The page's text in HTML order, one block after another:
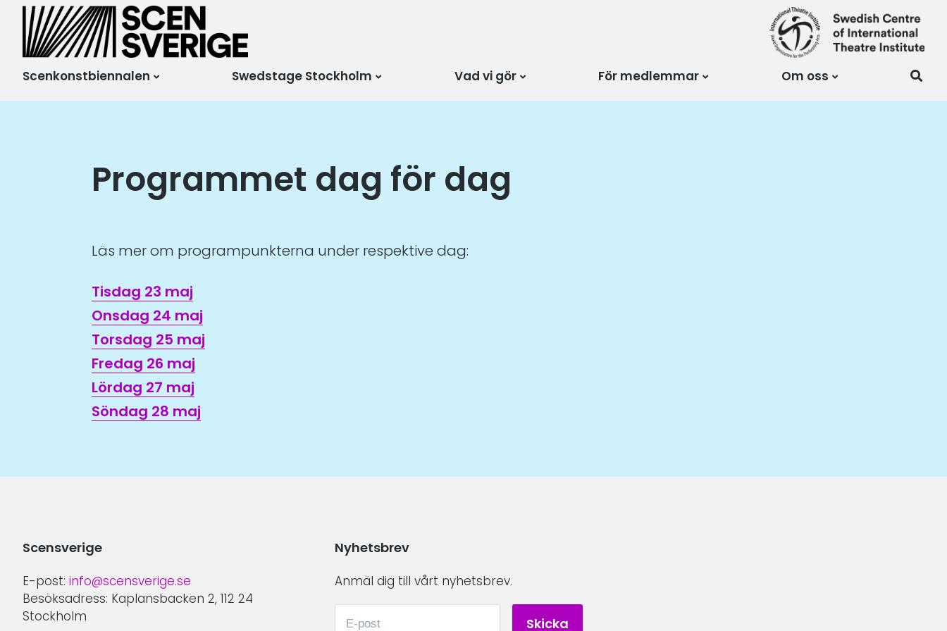
Scensverige
Mötesplats för svensk
och internationell
scenkonst
Scenkonstbiennalen Swedstage Stockholm Vad vi gör För medlemmar Om oss
Programmet dag för dag
Läs mer om programpunkterna under respektive dag:
Tisdag 23 maj
Onsdag 24 maj
Torsdag 25 maj
Fredag 26 maj
Lördag 27 maj
Söndag 28 maj
Scensverige
E-post: info@scensverige.se
Besöksadress: Kaplansbacken 2, 112 24
Stockholm
Nyhetsbrev
Anmäl dig till vårt nyhetsbrev.